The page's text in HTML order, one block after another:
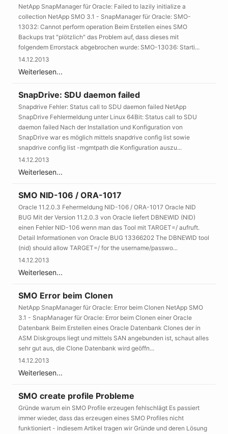
NetApp SnapManager für Oracle: Failed to lazily initialize a
collection NetApp SMO 3.1 - SnapManager für Oracle: SMO-
13032: Cannot perform operation Beim Erstellen eines SMO
Backups trat "plötzlich" das Problem auf, dass dieses mit
folgendem Errorstack abgebrochen wurde: SMO-13036: Starti...
14.12.2013
Weiterlesen...
SnapDrive: SDU daemon failed
Snapdrive Fehler: Status call to SDU daemon failed NetApp
SnapDrive Fehlermeldung unter Linux 64Bit: Status call to SDU
daemon failed Nach der Installation und Konfiguration von
SnapDrive war es möglich mittels snapdrive config list sowie
snapdrive config list -mgmtpath die Konfiguration auszu...
14.12.2013
Weiterlesen...
SMO NID-106 / ORA-1017
Oracle 11.2.0.3 Fehermeldung NID-106 / ORA-1017 Oracle NID
BUG Mit der Version 11.2.0.3 von Oracle liefert DBNEWID (NID)
einen Fehler NID-106 wenn man das Tool mit TARGET=/ aufruft.
Detail Informationen von Oracle BUG 13366202 The DBNEWID tool
(nid) should allow TARGET=/ for the username/passwo...
14.12.2013
Weiterlesen...
SMO Error beim Clonen
NetApp SnapManager für Oracle: Error beim Clonen NetApp SMO
3.1 - SnapManager für Oracle: Error beim Clonen einer Oracle
Datenbank Beim Erstellen eines Oracle Datenbank Clones der in
ASM Diskgroups liegt und mittels SAN angebunden ist, schaut alles
sehr gut aus, die Clone Datenbank wird geöffn...
14.12.2013
Weiterlesen...
SMO create profile Probleme
Gründe warum ein SMO Profile erzeugen fehlschlägt Es passiert
immer wieder, dass das erzeugen eines SMO Profiles nicht
funktioniert - indiesem Artikel tragen wir Gründe und deren Lösung